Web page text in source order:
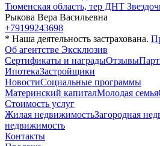
Тюменская область, тер ДНТ
Рыкова Вера Васильевна
+79199243698
* Наша деятельность застрахована.
Об агентстве Эксклюзив
Сертификаты и наградыОтзывы
ИпотекаЗастройщики
НовостиСоциальные программы
Материнский капиталМолодая семья
Стоимость услуг
Жилая недвижимостьЗагородная
недвижимость
Контакты